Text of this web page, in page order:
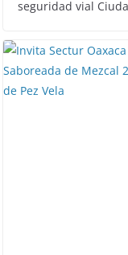
• Se presentaron los
mediante el
inclusión,